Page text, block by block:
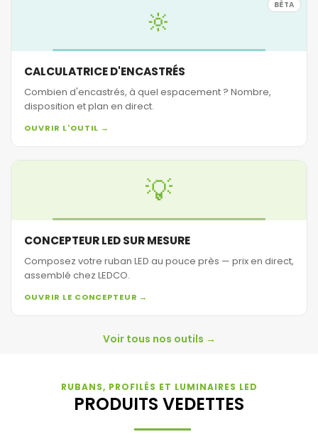
🔆 BÊTA
CALCULATRICE D'ENCASTRÉS
Combien d'encastrés, à quel espacement ? Nombre,
disposition et plan en direct.
OUVRIR L'OUTIL →
💡
CONCEPTEUR LED SUR MESURE
Composez votre ruban LED au pouce près — prix en direct,
assemblé chez LEDCO.
OUVRIR LE CONCEPTEUR →
Voir tous nos outils →
RUBANS, PROFILÉS ET LUMINAIRES LED
PRODUITS VEDETTES